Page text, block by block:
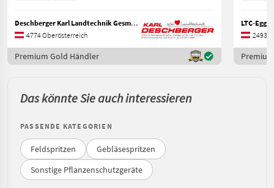
Deschberger Karl Landtechnik GesmbH & Co KG
4774 Oberösterreich
Premium Gold Händler
LTC-
2493
Das könnte Sie auch interessieren
PASSENDE KATEGORIEN
Feldspritzen
Gebläsespritzen
Sonstige Pflanzenschutzgeräte